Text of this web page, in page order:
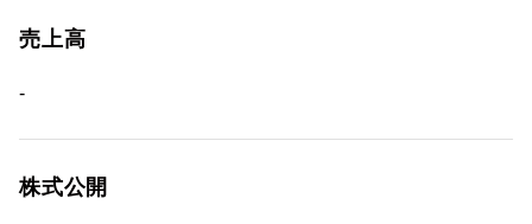
売上高
-
株式公開